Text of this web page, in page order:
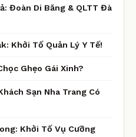
Đoàn Di Băng & QLTT Đà
Khởi Tố Quản Lý Y Tế!
Ghẹo Gái Xinh?
Sạn Nha Trang Có
Khởi Tố Vụ Cưỡng